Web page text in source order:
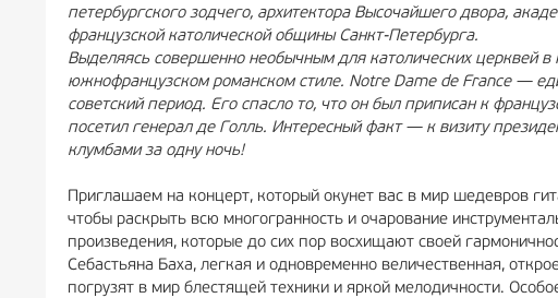
петербургского зодчего, архитектора Высочайшего двора,
французской католической общины Санкт-Петербурга.
Выделяясь совершенно необычным для католических церквей
южнофранцузском романском стиле. Notre Dame de France —
советский период. Его спасло то, что он был приписан к
посетил генерал де Голль. Интересный факт — к визиту
клумбами за одну ночь!
Приглашаем на концерт, который окунет вас в мир шедевров
чтобы раскрыть всю многогранность и очарование
произведения, которые до сих пор восхищают своей
Себастьяна Баха, легкая и одновременно величественная,
погрузят в мир блестящей техники и яркой мелодичности.